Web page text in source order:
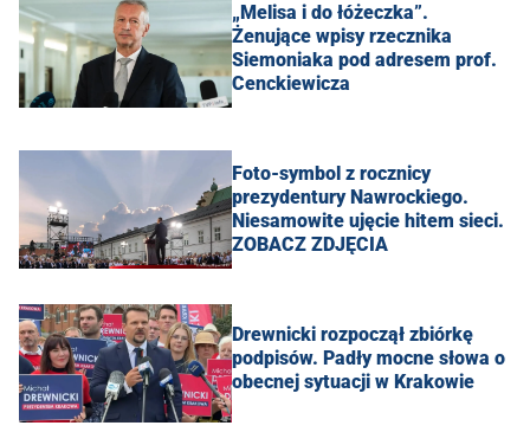
„Melisa i do łóżeczka”.
Żenujące wpisy rzecznika
Siemoniaka pod adresem prof.
Cenckiewicza
Foto-symbol z rocznicy
prezydentury Nawrockiego.
Niesamowite ujęcie hitem sieci.
ZOBACZ ZDJĘCIA
Drewnicki rozpoczął zbiórkę
podpisów. Padły mocne słowa o
obecnej sytuacji w Krakowie